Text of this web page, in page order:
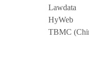
Lawdata
HyWeb
TBMC